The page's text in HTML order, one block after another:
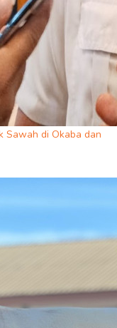
Sawah di Okaba dan